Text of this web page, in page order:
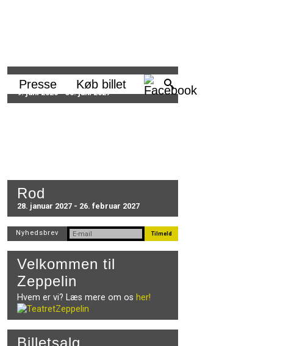
Presse Køb billet
Sæson 2026/27
9. juni 2026 - 30. juni 2027
Rod
28. januar 2027 - 26. februar 2027
Nyhedsbrev
Velkommen til
Zeppelin
Hvem er vi? Læs mere om os her!